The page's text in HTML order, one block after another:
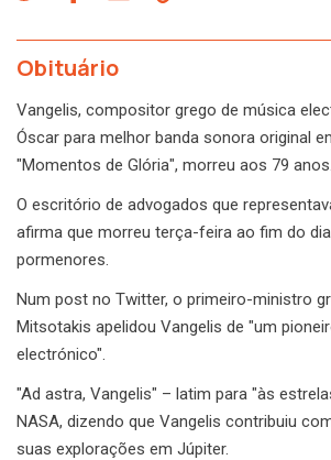
Obituário
Vangelis, compositor grego de música
Óscar para melhor banda sonora original
"Momentos de Glória", morreu aos 79 anos.
O escritório de advogados que
afirma que morreu terça-feira ao fim do
pormenores.
Num post no Twitter, o primeiro-ministro
Mitsotakis apelidou Vangelis de "um
electrónico".
"Ad astra, Vangelis" – latim para "às
NASA, dizendo que Vangelis contribuiu
suas explorações em Júpiter.